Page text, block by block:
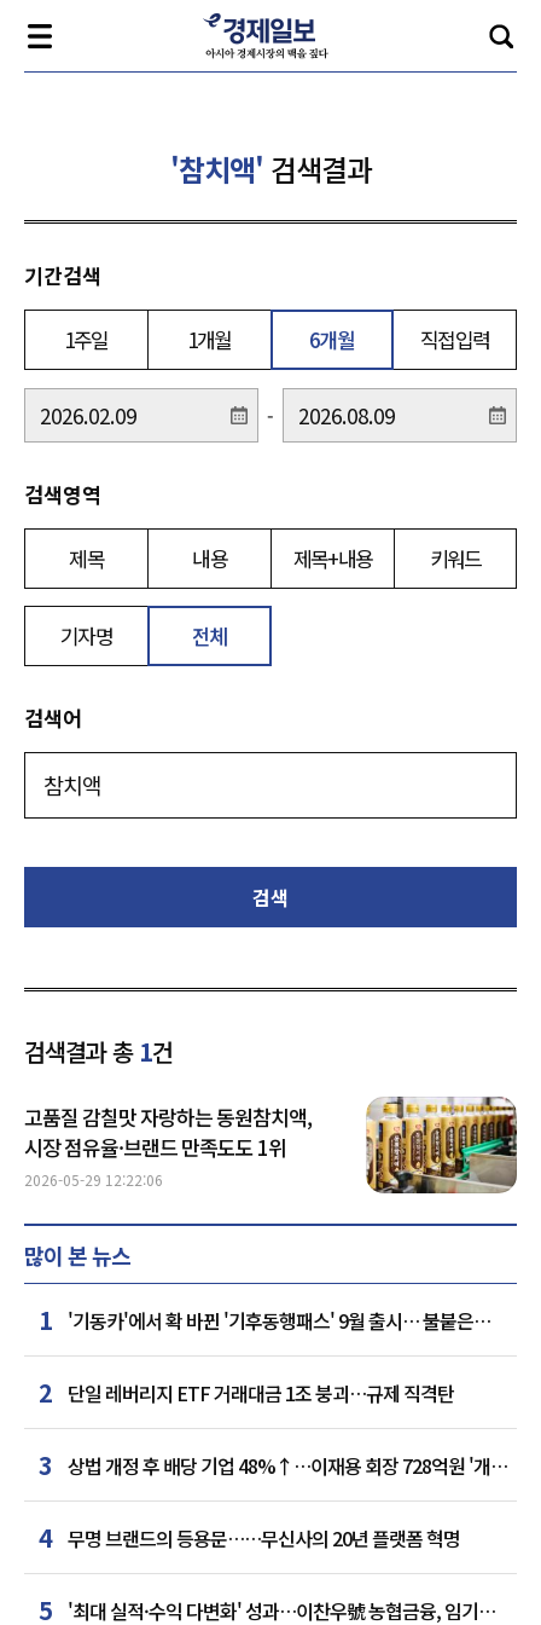
'참치액' 검색결과
기간검색
1주일 1개월 6개월 직접입력
-
검색영역
제목 내용 제목+내용 키워드
기자명 전체
검색어
검색
검색결과 총 1건
고품질 감칠맛 자랑하는 동원참치액,
시장 점유율·브랜드 만족도도 1위
2026-05-29 12:22:06
많이 본 뉴스
1 '기동카'에서 확 바뀐 '기후동행패스' 9월 출시… 불붙은
카드사 경쟁
2 단일 레버리지 ETF 거래대금 1조 붕괴…규제 직격탄
3
상법 개정 후 배당 기업 48%↑…이재용 회장 728억원 '개인
최다'
4 무명 브랜드의 등용문……무신사의 20년 플랫폼 혁명
5 '최대 실적·수익 다변화' 성과…이찬우號 농협금융, 임기